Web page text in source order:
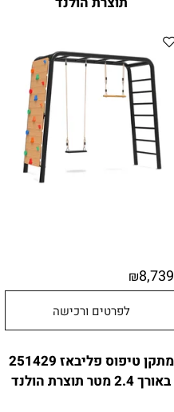
₪8,739
לפרטים ורכישה
מתקן טיפוס פליבאז 251429
באורך 2.4 מטר תוצרת הולנד